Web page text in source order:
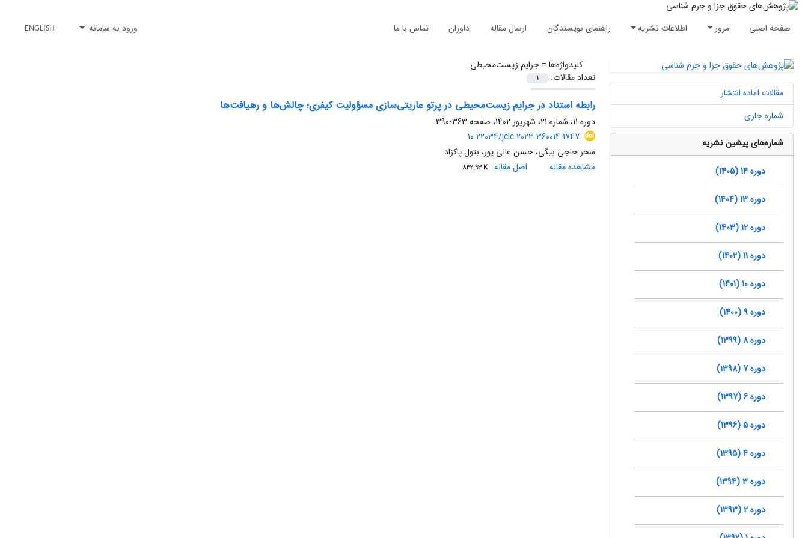
صفحه اصلی مرور اطلاعات نشریه راهنمای نویسندگان ارسال مقاله داوران تماس با ما ورود به سامانه ENGLISH
کلیدواژه‌ها =جرایم زیست‌محیطی
تعداد مقالات:
1
رابطه استناد در جرایم زیست‌‌محیطی در پرتو عاریتی‌‌سازی مسؤولیت کیفری؛ چالش‌‌ها و رهیافت‌ها
دوره 11، شماره 21، شهریور 1402، صفحه
363-390
10.22034/jclc.2023.360014.1747
سحر حاجی بیگی، حسن عالی پور، بتول پاکزاد
مشاهده مقاله
اصل مقاله 832.93 K
مقالات آماده انتشار
شماره جاری
شماره‌های پیشین نشریه
دوره 14 (1405)
دوره 13 (1404)
دوره 12 (1403)
دوره 11 (1402)
دوره 10 (1401)
دوره 9 (1400)
دوره 8 (1399)
دوره 7 (1398)
دوره 6 (1397)
دوره 5 (1396)
دوره 4 (1395)
دوره 3 (1394)
دوره 2 (1393)